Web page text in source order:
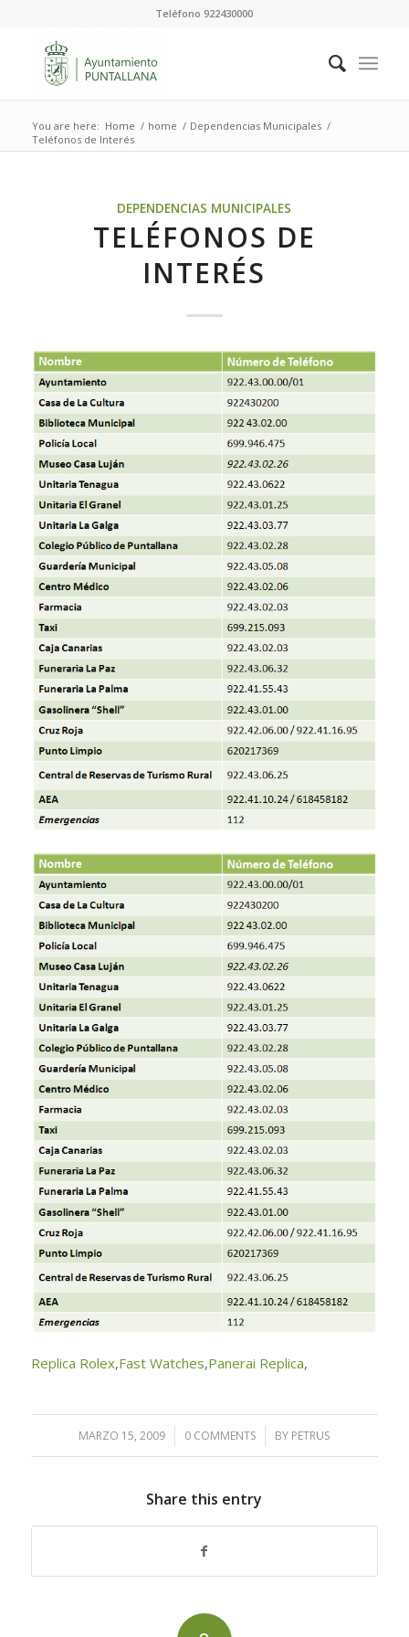
Teléfono 922430000
You are here: Home / home / Dependencias Municipales /
Teléfonos de Interés
DEPENDENCIAS MUNICIPALES
TELÉFONOS DE
INTERÉS
Replica Rolex,Fast Watches,Panerai Replica,
MARZO 15, 2009
/ 0 COMMENTS
/ BY PETRUS
Share this entry